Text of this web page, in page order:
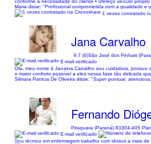
conforme a necessidade do cliente • ofereço veículo
Maria disse: "Profissional comprometida com a qualidade e
1 vezes contratado
Jana Carvalho
9,7 (6)São José dos Pinhais
E-mail verificado
Olá, meu nome é Janaina Carvalho sou cuidadora, possuo
o maior conforto possível a eles nessa fase tão delicada
Silmara Patricia De Oliveira disse: "Super pontual,
Fernando
Piraquara (Paraná) 83304-405
E-mail verificado
Sou técnico em enfermagem trabalho com idosos a mais